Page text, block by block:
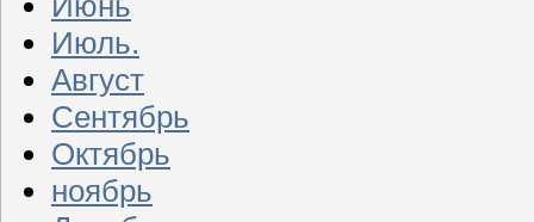
Июль.
Август
Сентябрь
Октябрь
ноябрь